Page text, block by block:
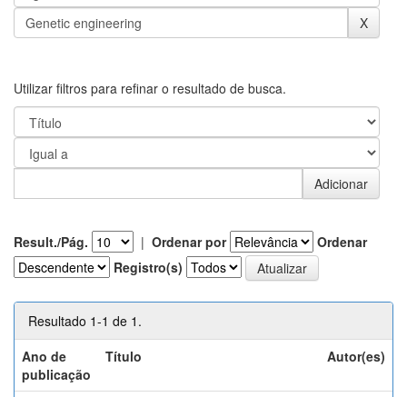
Utilizar filtros para refinar o resultado de busca.
Result./Pág. | Ordenar por
Ordenar
Registro(s)
Resultado 1-1 de 1.
Ano de
publicação
Título Autor(es)